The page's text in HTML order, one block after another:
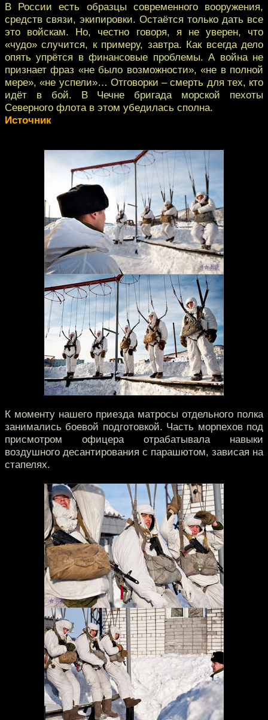
В России есть образцы современного вооружения,
средств связи, экипировки. Остаётся только дать все
это войскам. Но, честно говоря, я не уверен, что
«чудо» случится, к примеру, завтра. Как всегда дело
опять упрётся в финансовые проблемы. А война не
признает фраз «не было возможности», «не в полной
мере», «не успели»… Отговорки – смерть для тех, кто
идёт в бой. В Чечне бригада морской пехоты
Северного флота в этом убедилась сполна.
Источник
К моменту нашего приезда матросы отдельного полка
занимались боевой подготовкой. Часть морпехов под
присмотром офицера отрабатывала навыки
воздушного десантирования с парашютом, зависая на
стапелях.